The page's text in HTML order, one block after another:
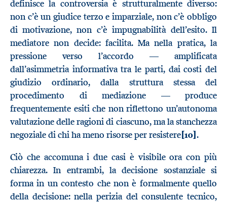
definisce la controversia è strutturalmente diverso:
non c’è un giudice terzo e imparziale, non c’è obbligo
di motivazione, non c’è impugnabilità dell’esito. Il
mediatore non decide: facilita. Ma nella pratica, la
pressione verso l’accordo — amplificata
dall’asimmetria informativa tra le parti, dai costi del
giudizio ordinario, dalla struttura stessa del
procedimento di mediazione — produce
frequentemente esiti che non riflettono un’autonoma
valutazione delle ragioni di ciascuno, ma la stanchezza
negoziale di chi ha meno risorse per resistere[10].
Ciò che accomuna i due casi è visibile ora con più
chiarezza. In entrambi, la decisione sostanziale si
forma in un contesto che non è formalmente quello
della decisione: nella perizia del consulente tecnico,